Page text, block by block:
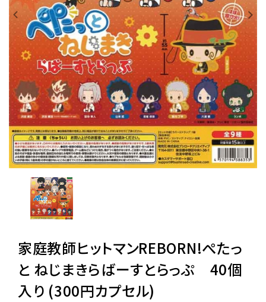
販促用空カプセル
レンタル
景品・玩具・文具
販促用カプセルトイ
よくあるご質問
06-6282-7659
家庭教師ヒットマンREBORN!ぺたっ
と ねじまきらばーすとらっぷ 40個
入り (300円カプセル)